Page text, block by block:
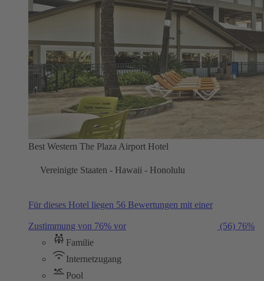
Best Western The Plaza Airport Hotel
Vereinigte Staaten - Hawaii - Honolulu
Für dieses Hotel liegen 56 Bewertungen mit einer
Zustimmung von 76% vor (56) 76%
Familie
Internetzugang
Pool